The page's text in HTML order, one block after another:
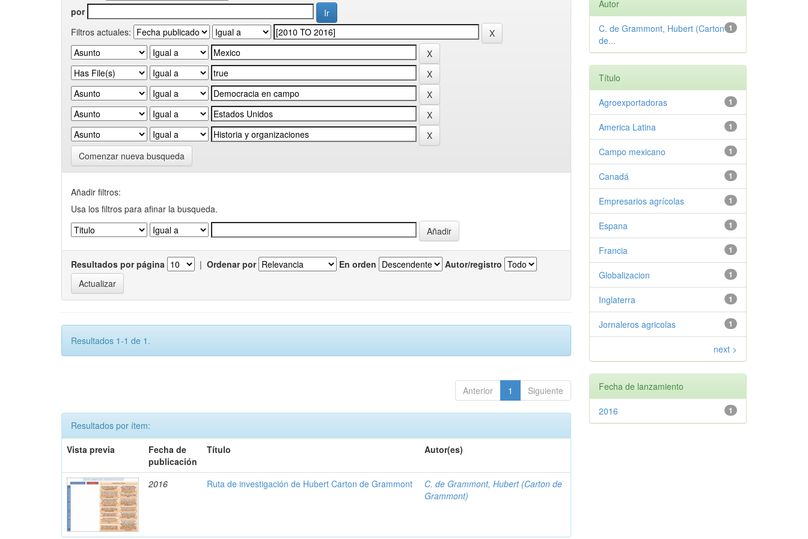
por
Filtros actuales:
Comenzar nueva busqueda
Añadir filtros:
Usa los filtros para afinar la busqueda.
Resultados por página | Ordenar por En orden Autor/registro
Resultados 1-1 de 1.
Anterior 1 Siguiente
Resultados por ítem:
Vista previa
Fecha de
publicación
Título Autor(es)
2016 Ruta de investigación de Hubert Carton de Grammont
C. de Grammont, Hubert (Carton de
Grammont)
Autor
1
C. de Grammont, Hubert (Carton
de...
Título
1
Agroexportadoras
1
America Latina
1
Campo mexicano
1
Canadá
1
Empresarios agrícolas
1
Espana
1
Francia
1
Globalizacion
1
Inglaterra
1
Jornaleros agricolas
next >
Fecha de lanzamiento
1
2016